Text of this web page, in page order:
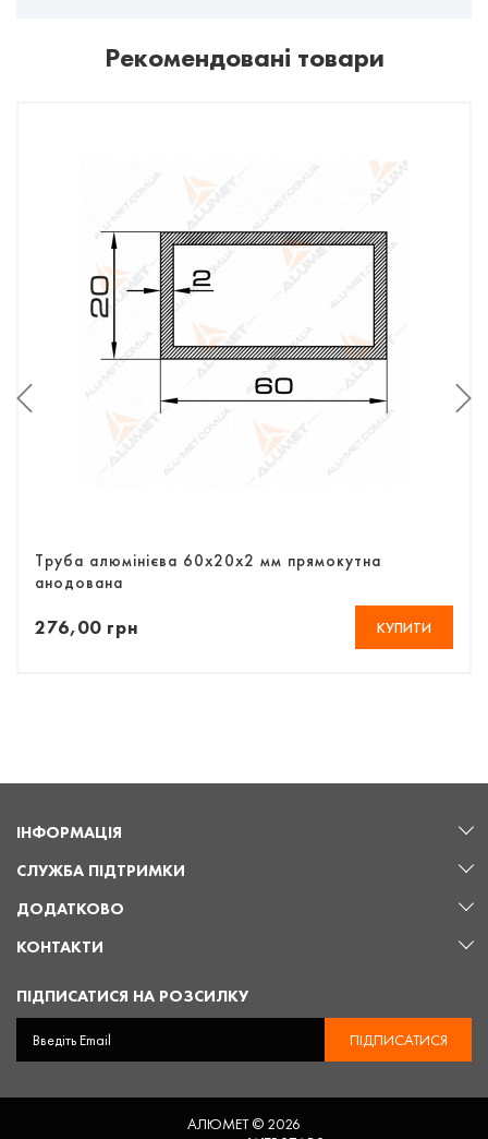
Рекомендовані товари
Труба алюмінієва 60х20х2 мм прямокутна
анодована
276,00 грн КУПИТИ
ІНФОРМАЦІЯ
СЛУЖБА ПІДТРИМКИ
ДОДАТКОВО
КОНТАКТИ
ПІДПИСАТИСЯ НА РОЗСИЛКУ
ПІДПИСАТИСЯ
АЛЮМЕТ © 2026